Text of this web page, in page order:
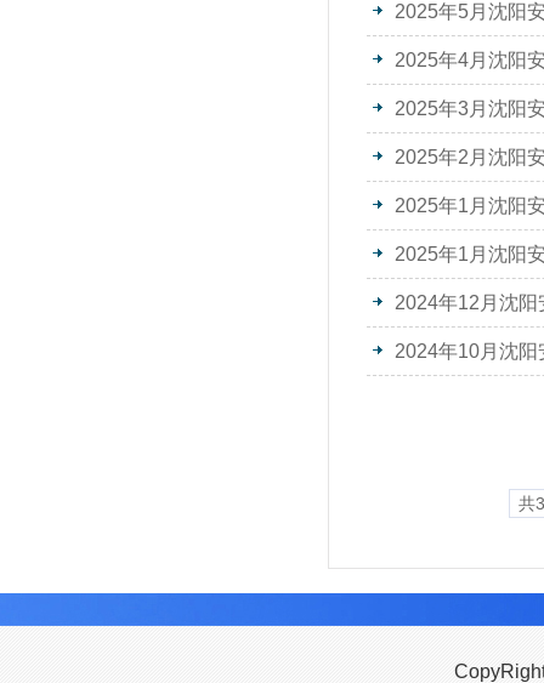
2025年5月沈阳
2025年4月沈阳
2025年3月沈阳
2025年2月沈阳
2025年1月沈阳
2025年1月沈阳
2024年12月沈
2024年10月沈
共